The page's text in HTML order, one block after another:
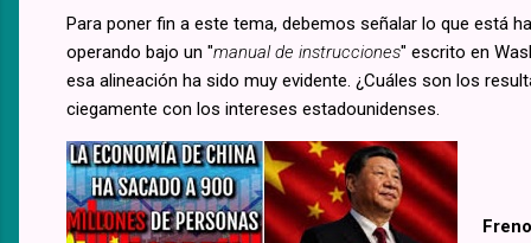
Para poner fin a este tema, debemos señalar lo que está
operando bajo un "manual de instrucciones" escrito en
esa alineación ha sido muy evidente. ¿Cuáles son los
ciegamente con los intereses estadounidenses.